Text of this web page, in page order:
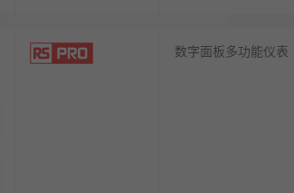
数字面板多功能仪表